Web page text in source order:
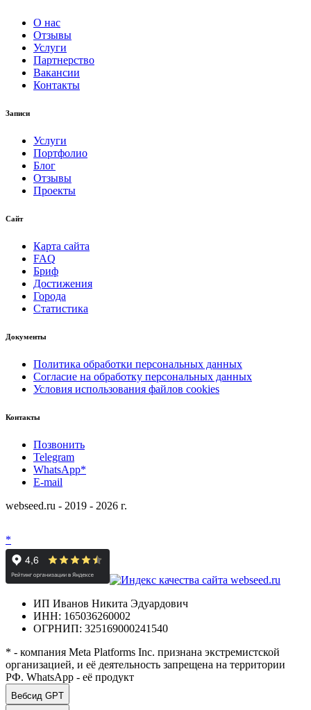
О нас
Отзывы
Услуги
Партнерство
Вакансии
Контакты
Записи
Услуги
Портфолио
Блог
Отзывы
Проекты
Сайт
Карта сайта
FAQ
Бриф
Достижения
Города
Статистика
Документы
Политика обработки персональных данных
Согласие на обработку персональных данных
Условия использования файлов cookies
Контакты
Позвонить
Telegram
WhatsApp*
E-mail
webseed.ru - 2019 - 2026 г.
*
ИП Иванов Никита Эдуардович
ИНН: 165036260002
ОГРНИП: 325169000241540
* - компания Meta Platforms Inc. признана экстремистской
организацией, и её деятельность запрещена на территории
РФ. WhatsApp - её продукт
Вебсид GPT